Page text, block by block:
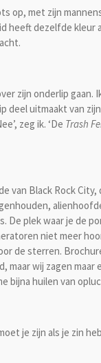
op, met zijn
heeft dezelfde kleur
zijn onderlip gaan.
deel uitmaakt van
zeg ik. ‘De Trash
van Black Rock City,
De plek waar je de
niet meer
de sterren.
maar wij zagen maar
bijna huilen van
je zijn als je zin